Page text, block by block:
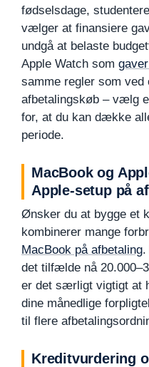
fødselsdage,
vælger at finansiere
undgå at belaste
Apple Watch som
samme regler som ved
afbetalingskøb – vælg
for, at du kan dække
periode.
MacBook og
Apple-setup på
Ønsker du at bygge et
kombinerer mange
MacBook på afbetaling.
det tilfælde nå
er det særligt vigtigt at
dine månedlige
til flere
Kreditvurdering